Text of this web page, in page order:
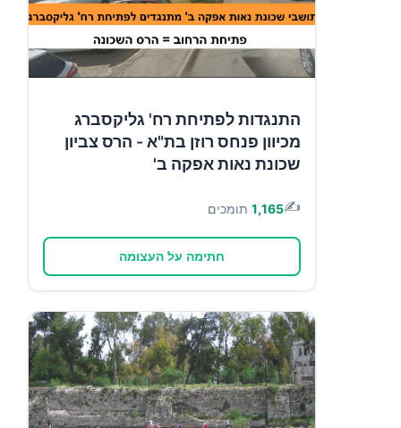
התנגדות לפתיחת רח' גליקסברג
מכיוון פנחס רוזן בת"א - הרס צביון
שכונת נאות אפקה ב'
✍️
1,165 תומכים
חתימה על העצומה